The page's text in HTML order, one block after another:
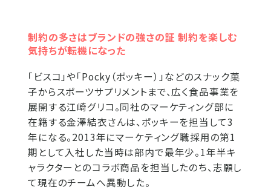
制約の多さはブランドの強さの証 制約を楽しむ
気持ちが転機になった
「ビスコ」や「Pocky（ポッキー）」などのスナック菓
子からスポーツサプリメントまで、広く食品事業を
展開する江崎グリコ。同社のマーケティング部に
在籍する金澤結衣さんは、ポッキーを担当して3
年になる。2013年にマーケティング職採用の第1
期として入社した当時は部内で最年少。1年半キ
ャラクターとのコラボ商品を担当したのち、志願し
て現在のチームへ異動した。